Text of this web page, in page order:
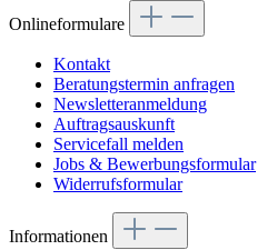
Onlineformulare
Kontakt
Beratungstermin anfragen
Newsletteranmeldung
Auftragsauskunft
Servicefall melden
Jobs & Bewerbungsformular
Widerrufsformular
Informationen